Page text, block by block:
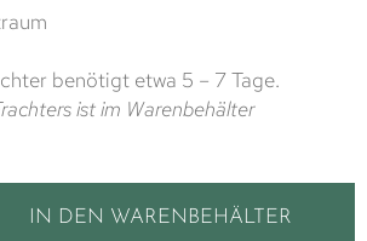
benötigt etwa 5 – 7 Tage.
ist im Warenbehälter
IN DEN WARENBEHÄLTER